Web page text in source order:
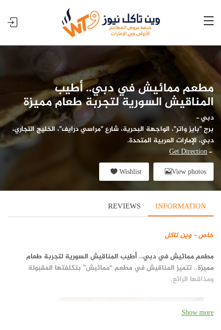
مطعم ممائيش في دبي.. أطيب
المناقيش السورية لتجربة طعام مميزة
دبي-
برج "بايز واتر"، الواجهة البحرية، شارع "مراسي درايف"، الخليج التجاري،
دبي، الإمارات العربية المتحدة.
-
Get Direction
View photos
Wishlist
INFORMATION
REVIEWS
خاص – وين تاكل
مطعم ممائيش في دبي.. أطيب المناقيش السورية لتجربة طعام
مميزة.. تتميز المناقيش في مطعم “ممائيش” بتكلفتها المقبولة
ومذاقها الرائع.
Show more